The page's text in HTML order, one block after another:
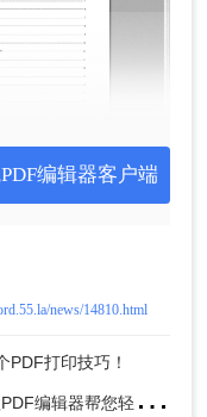
的【页面设
成后点击确定，
件。
编辑器客户端
news/14810.html
PDF打印技巧！
下
一篇：pdf打印怎么设置页边距？这款PDF编辑器帮您轻松搞定！